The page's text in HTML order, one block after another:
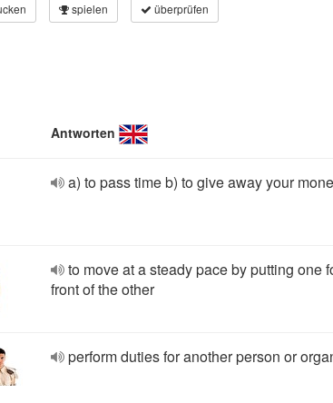
spielen überprüfen
Antworten
a) to pass time b) to give away your
to move at a steady pace by putting one
front of the other
perform duties for another person or